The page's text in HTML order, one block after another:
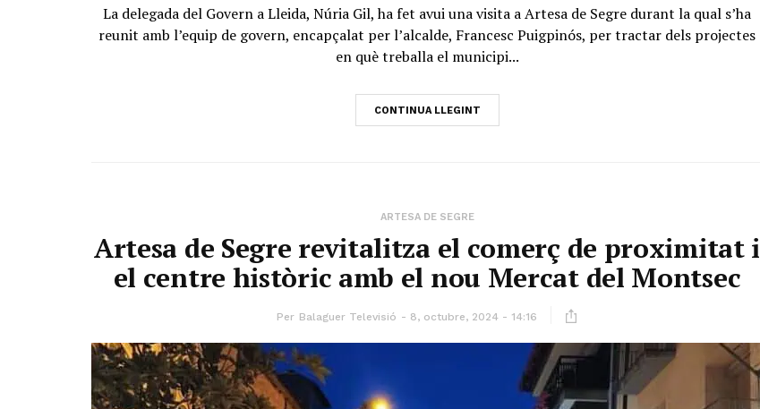
La delegada del Govern a Lleida, Núria Gil, ha fet avui una visita a Artesa de Segre durant la qual s’ha
reunit amb l’equip de govern, encapçalat per l’alcalde, Francesc Puigpinós, per tractar dels projectes
en què treballa el municipi...
CONTINUA LLEGINT
ARTESA DE SEGRE
Artesa de Segre revitalitza el comerç de proximitat i
el centre històric amb el nou Mercat del Montsec
Per Balaguer Televisió 8, octubre, 2024 - 14:16